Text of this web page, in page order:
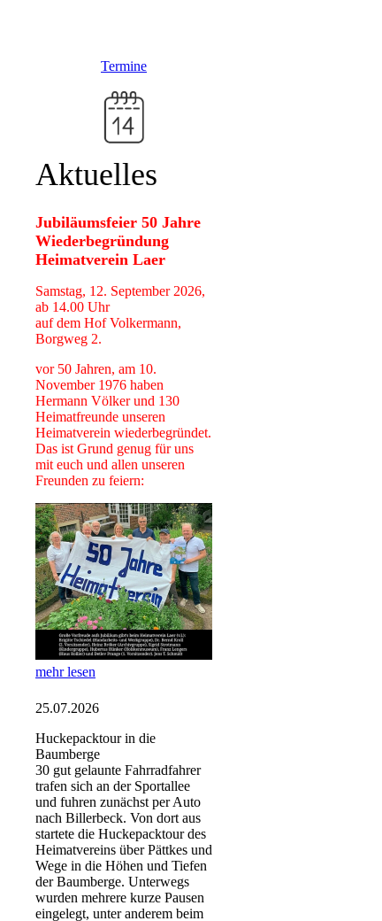
Termine
Aktuelles
Jubiläumsfeier 50 Jahre
Wiederbegründung
Heimatverein Laer
Samstag, 12. September 2026,
ab 14.00 Uhr
auf dem Hof Volkermann,
Borgweg 2.
vor 50 Jahren, am 10.
November 1976 haben
Hermann Völker und 130
Heimatfreunde unseren
Heimatverein wiederbegründet.
Das ist Grund genug für uns
mit euch und allen unseren
Freunden zu feiern:
mehr lesen
25.07.2026
Huckepacktour in die
Baumberge
30 gut gelaunte Fahrradfahrer
trafen sich an der Sportallee
und fuhren zunächst per Auto
nach Billerbeck. Von dort aus
startete die Huckepacktour des
Heimatvereins über Pättkes und
Wege in die Höhen und Tiefen
der Baumberge. Unterwegs
wurden mehrere kurze Pausen
eingelegt, unter anderem beim